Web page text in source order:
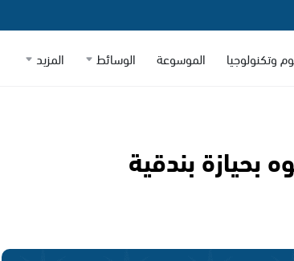
وتكنولوجيا الموسوعة الوسائط المزيد
بندقية